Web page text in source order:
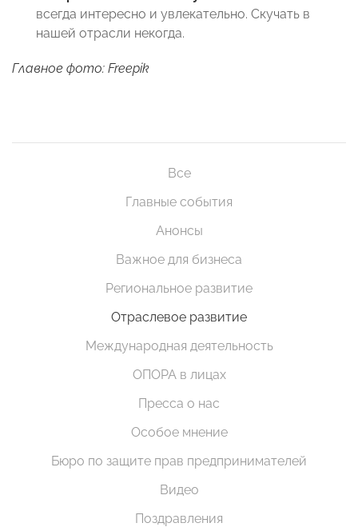
всегда интересно и увлекательно. Скучать в
нашей отрасли некогда.
Главное фото: Freepik
Все
Главные события
Анонсы
Важное для бизнеса
Региональное развитие
Отраслевое развитие
Международная деятельность
ОПОРА в лицах
Пресса о нас
Особое мнение
Бюро по защите прав предпринимателей
Видео
Поздравления